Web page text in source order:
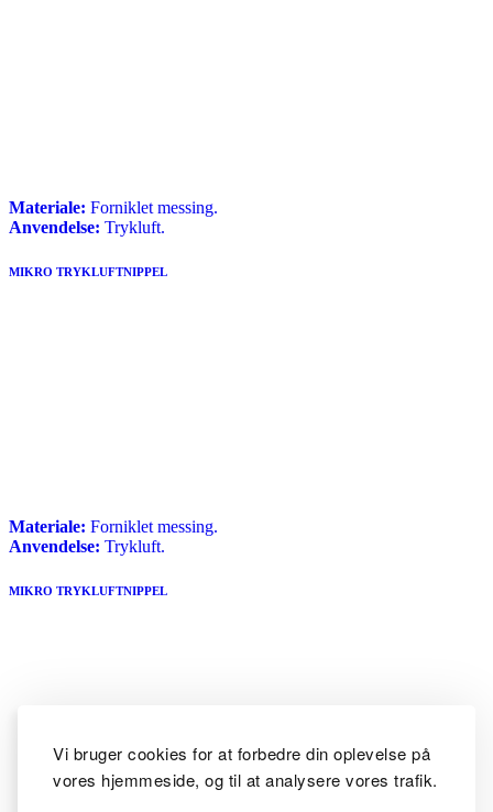
Vi bruger cookies for at forbedre din oplevelse på
vores hjemmeside, og til at analysere vores trafik.
Materiale: Forniklet messing.
Anvendelse: Trykluft.
MIKRO TRYKLUFTNIPPEL
Materiale: Forniklet messing.
Anvendelse: Trykluft.
MIKRO TRYKLUFTNIPPEL